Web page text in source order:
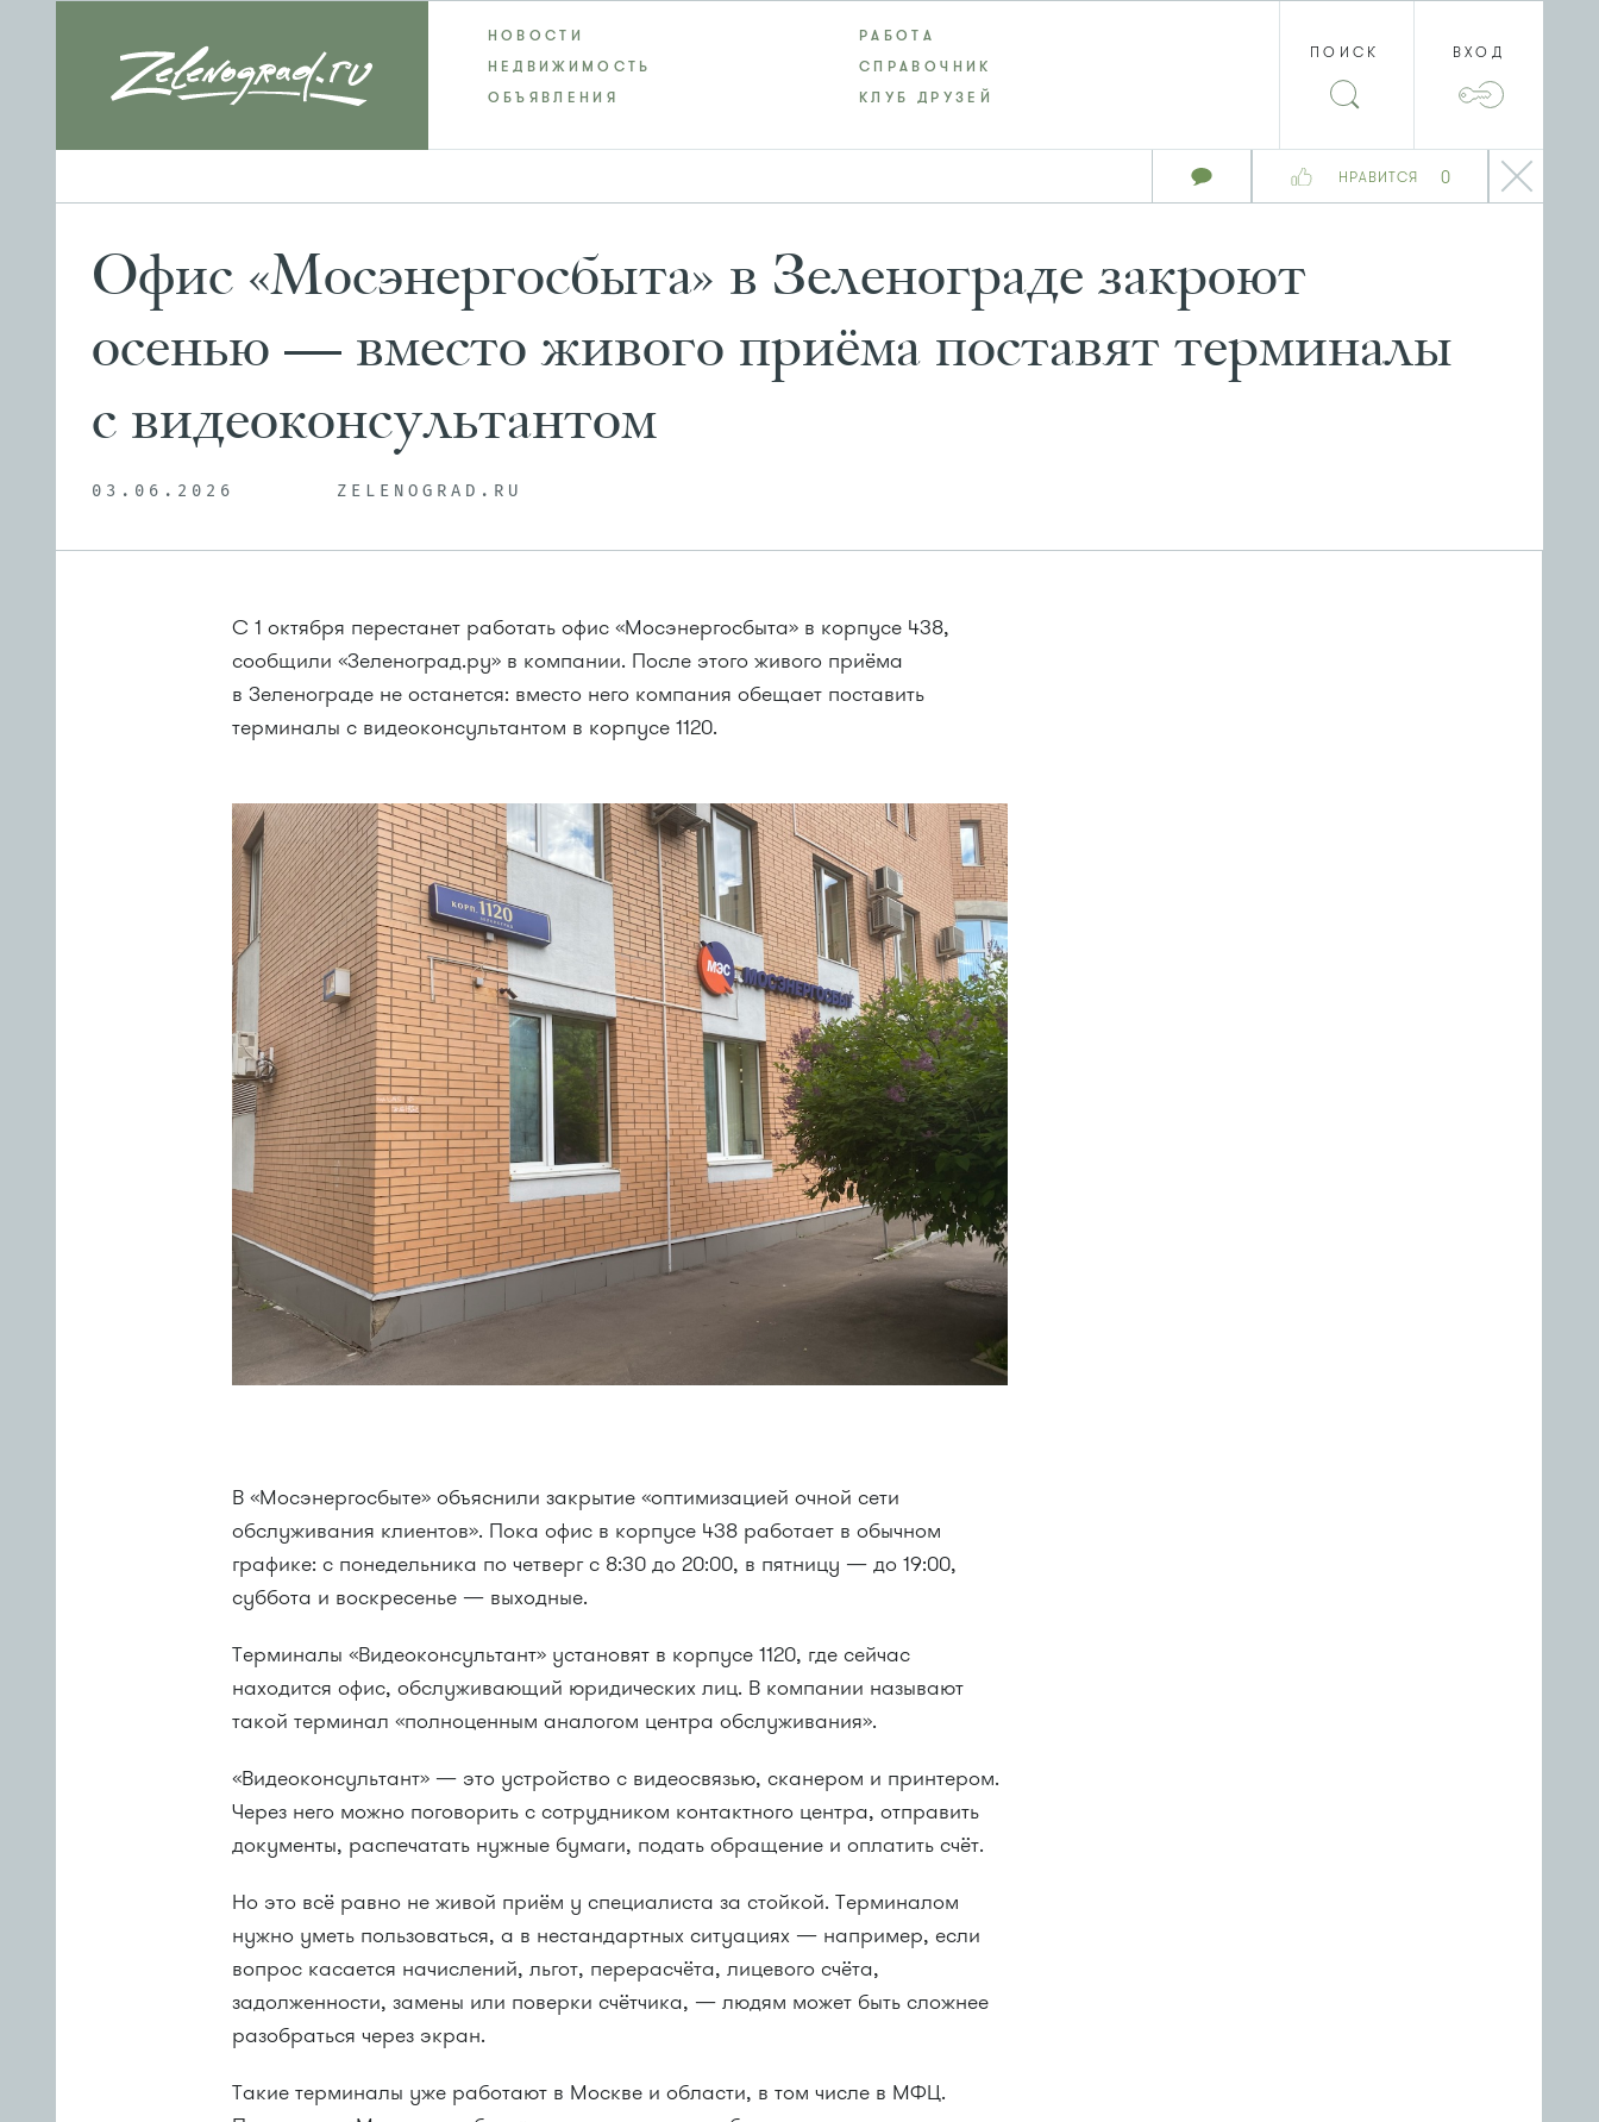
НРАВИТСЯ 0
НОВОСТИ
РАБОТА
НЕДВИЖИМОСТЬ
СПРАВОЧНИК
ОБЪЯВЛЕНИЯ
КЛУБ ДРУЗЕЙ
ПОИСК ВХОД
Офис «Мосэнергосбыта» в Зеленограде закроют
осенью — вместо живого приёма поставят терминалы
с видеоконсультантом
03.06.2026 ZELENOGRAD.RU
С 1 октября перестанет работать офис «Мосэнергосбыта» в корпусе 438,
сообщили «Зеленоград.ру» в компании. После этого живого приёма
в Зеленограде не останется: вместо него компания обещает поставить
терминалы с видеоконсультантом в корпусе 1120.
В «Мосэнергосбыте» объяснили закрытие «оптимизацией очной сети
обслуживания клиентов». Пока офис в корпусе 438 работает в обычном
графике: с понедельника по четверг с 8:30 до 20:00, в пятницу — до 19:00,
суббота и воскресенье — выходные.
Терминалы «Видеоконсультант» установят в корпусе 1120, где сейчас
находится офис, обслуживающий юридических лиц. В компании называют
такой терминал «полноценным аналогом центра обслуживания».
«Видеоконсультант» — это устройство с видеосвязью, сканером и принтером.
Через него можно поговорить с сотрудником контактного центра, отправить
документы, распечатать нужные бумаги, подать обращение и оплатить счёт.
Но это всё равно не живой приём у специалиста за стойкой. Терминалом
нужно уметь пользоваться, а в нестандартных ситуациях — например, если
вопрос касается начислений, льгот, перерасчёта, лицевого счёта,
задолженности, замены или поверки счётчика, — людям может быть сложнее
разобраться через экран.
Такие терминалы уже работают в Москве и области, в том числе в МФЦ.